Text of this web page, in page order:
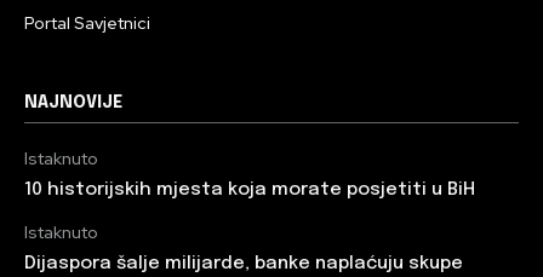
Portal Savjetnici
NAJNOVIJE
Istaknuto
10 historijskih mjesta koja morate posjetiti u BiH
Istaknuto
Dijaspora šalje milijarde, banke naplaćuju skupe